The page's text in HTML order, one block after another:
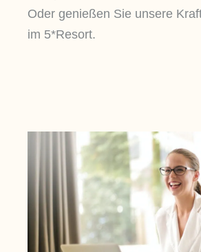
Oder genießen Sie unsere
im 5*Resort.